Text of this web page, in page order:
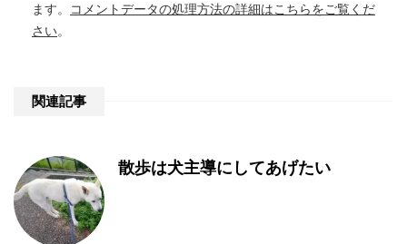
ます。
コメントデータの処理方法の詳細はこちらをご覧くだ
さい。
関連記事
散歩は犬主導にしてあげたい